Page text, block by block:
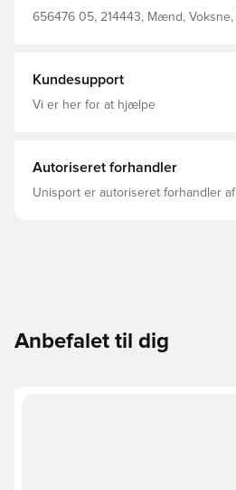
656476 05, 214443, Mænd,
Piece Dyed
Kundesupport
Vi er her for at hjælpe
Autoriseret forhandler
Unisport er autoriseret forhandler
Anbefalet til dig